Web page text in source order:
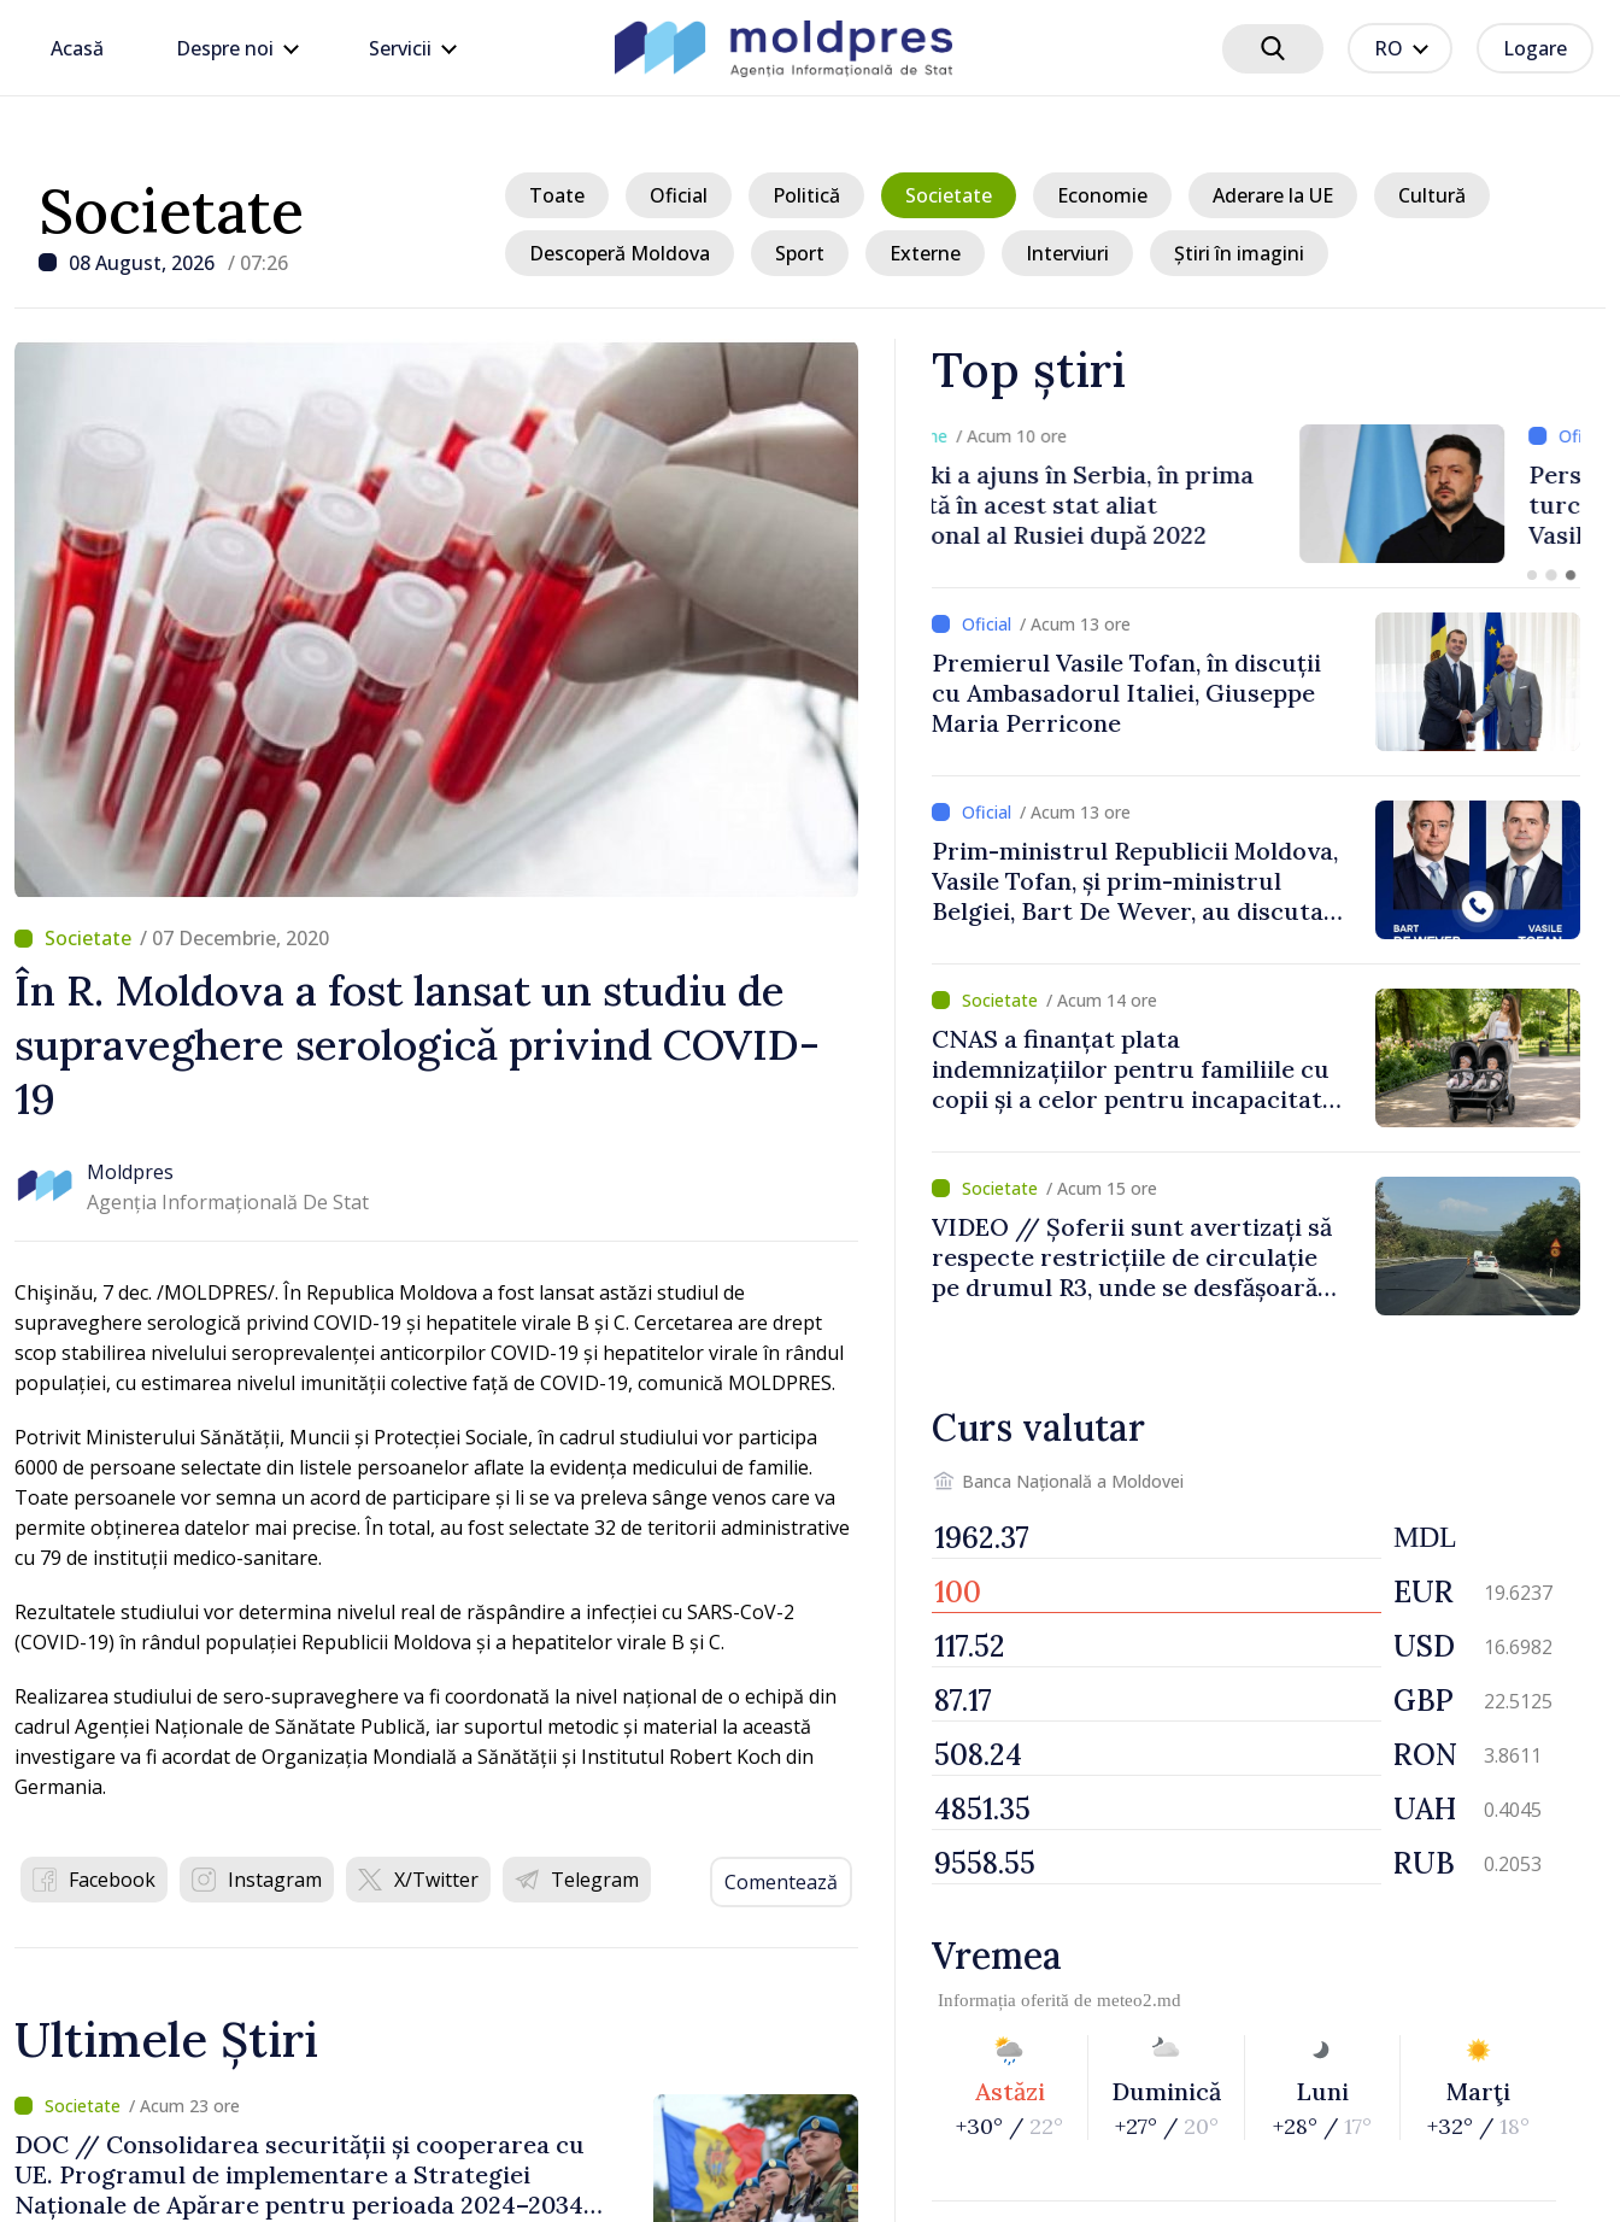
Acasă Despre noi Servicii RO Logare
Societate
08 August, 2026 / 07:26
Toate Oficial Politică Societate Economie Aderare la UE Cultură
Descoperă Moldova Sport Externe Interviuri Știri în imagini
/ 07 Decembrie, 2020
În R. Moldova a fost lansat un studiu de
supraveghere serologică privind COVID-
19
Moldpres
Agenția Informațională De Stat
Chişinău, 7 dec. /MOLDPRES/. În Republica Moldova a fost lansat astăzi studiul de
supraveghere serologică privind COVID-19 și hepatitele virale B și C. Cercetarea are drept
scop stabilirea nivelului seroprevalenței anticorpilor COVID-19 și hepatitelor virale în rândul
populației, cu estimarea nivelul imunității colective față de COVID-19, comunică MOLDPRES.
Potrivit Ministerului Sănătății, Muncii și Protecției Sociale, în cadrul studiului vor participa
6000 de persoane selectate din listele persoanelor aflate la evidența medicului de familie.
Toate persoanele vor semna un acord de participare și li se va preleva sânge venos care va
permite obținerea datelor mai precise. În total, au fost selectate 32 de teritorii administrative
cu 79 de instituții medico-sanitare.
Rezultatele studiului vor determina nivelul real de răspândire a infecției cu SARS-CoV-2
(COVID-19) în rândul populației Republicii Moldova și a hepatitelor virale B și C.
Realizarea studiului de sero-supraveghere va fi coordonată la nivel național de o echipă din
cadrul Agenției Naționale de Sănătate Publică, iar suportul metodic și material la această
investigare va fi acordat de Organizația Mondială a Sănătății și Institutul Robert Koch din
Germania.
Facebook Instagram X/Twitter Telegram Comentează
Ultimele Știri
/ Acum 23 ore
DOC // Consolidarea securității și cooperarea cu
UE. Programul de implementare a Strategiei
Naționale de Apărare pentru perioada 2024–2034,
Top știri
/ Acum 10 ore
Zelenski a ajuns în Serbia, în prima
sa vizită în acest stat aliat
tradițional al Rusiei după 2022
/ Acum 13 ore
Perspectivele cooperării moldo-
turce, discutate de Prim-ministrul
Vasile Tofan și Ambasadorul Turciei,
/ Acum 13 ore
Premierul Vasile Tofan, în discuții
cu Ambasadorul Italiei, Giuseppe
Maria Perricone
/ Acum 13 ore
Prim-ministrul Republicii Moldova,
Vasile Tofan, și prim-ministrul
Belgiei, Bart De Wever, au discutat
/ Acum 14 ore
CNAS a finanțat plata
indemnizațiilor pentru familiile cu
copii și a celor pentru incapacitate
/ Acum 15 ore
VIDEO // Șoferii sunt avertizați să
respecte restricțiile de circulație
pe drumul R3, unde se desfășoară
Curs valutar
Banca Națională a Moldovei
MDL
EUR 19.6237
USD 16.6982
GBP 22.5125
RON 3.8611
UAH 0.4045
RUB 0.2053
Vremea
Informația oferită de meteo2.md
Astăzi
+30° / 22°
Duminică
+27° / 20°
Luni
+28° / 17°
Marţi
+32° / 18°